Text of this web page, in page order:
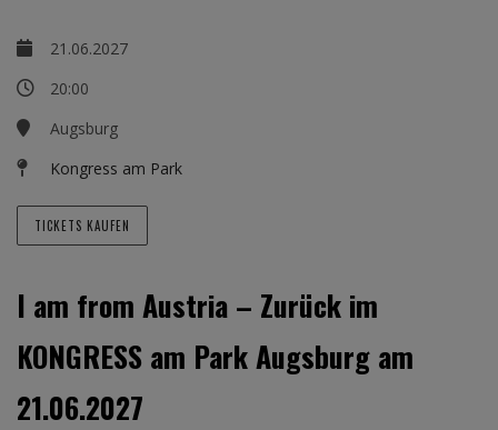
21.06.2027
20:00
Augsburg
Kongress am Park
TICKETS KAUFEN
I am from Austria – Zurück im
KONGRESS am Park Augsburg am
21.06.2027